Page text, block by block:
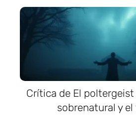
Crítica de El
sobrenatural y